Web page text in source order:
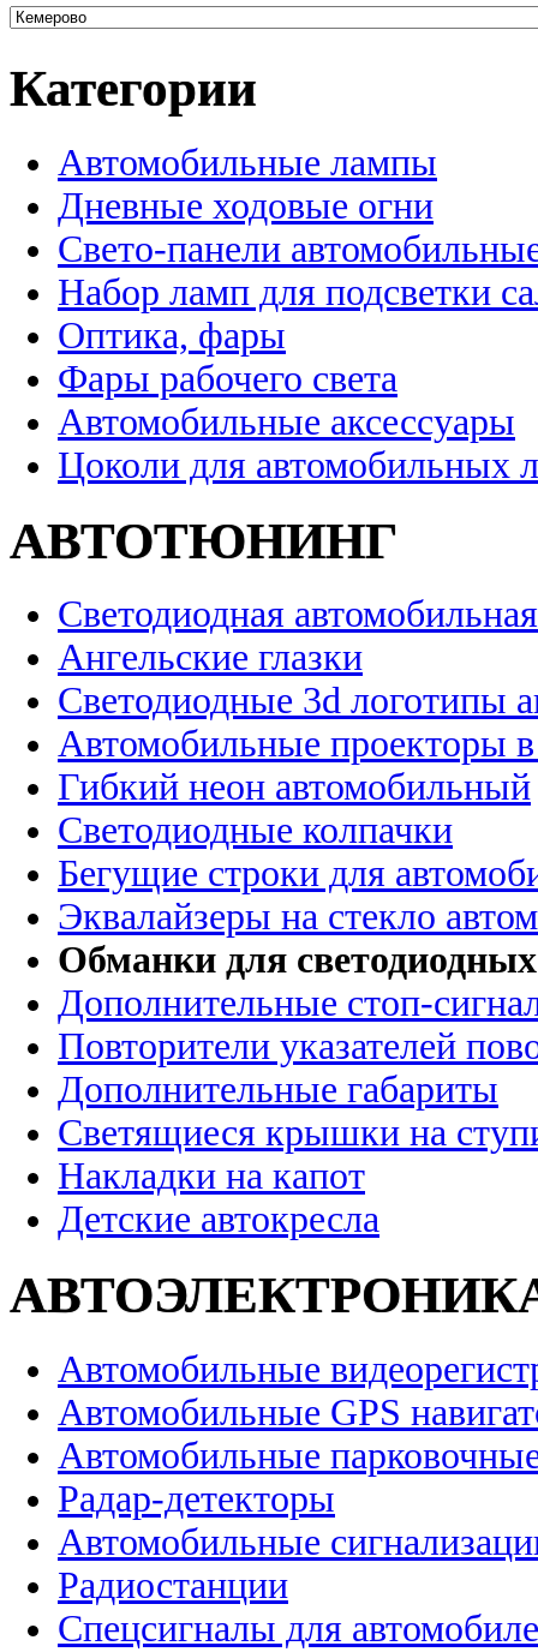
Категории
Автомобильные лампы
Дневные ходовые огни
Свето-панели
Набор ламп для подсветки
Оптика, фары
Фары рабочего света
Автомобильные аксессуары
Цоколи для автомобильных
АВТОТЮНИНГ
Светодиодная
Ангельские глазки
Светодиодные 3d логотипы
Автомобильные проекторы
Гибкий неон автомобильный
Светодиодные колпачки
Бегущие строки для
Эквалайзеры на стекло
Обманки для
Дополнительные стоп-
Повторители указателей
Дополнительные габариты
Светящиеся крышки на
Накладки на капот
Детские автокресла
Автомобильные
Автомобильные GPS
Автомобильные
Радар-детекторы
Автомобильные
Радиостанции
Спецсигналы для